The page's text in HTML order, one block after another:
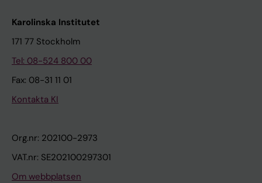
Karolinska Institutet
171 77 Stockholm
Tel: 08-524 800 00
Fax: 08-31 11 01
Kontakta KI
Org.nr: 202100-2973
VAT.nr: SE202100297301
Om webbplatsen